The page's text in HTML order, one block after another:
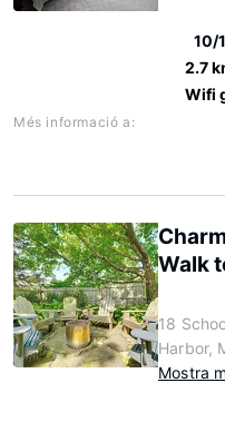
10/
2.7
Wifi
Més informació a:
Walk
18
Harbor,
Mostra